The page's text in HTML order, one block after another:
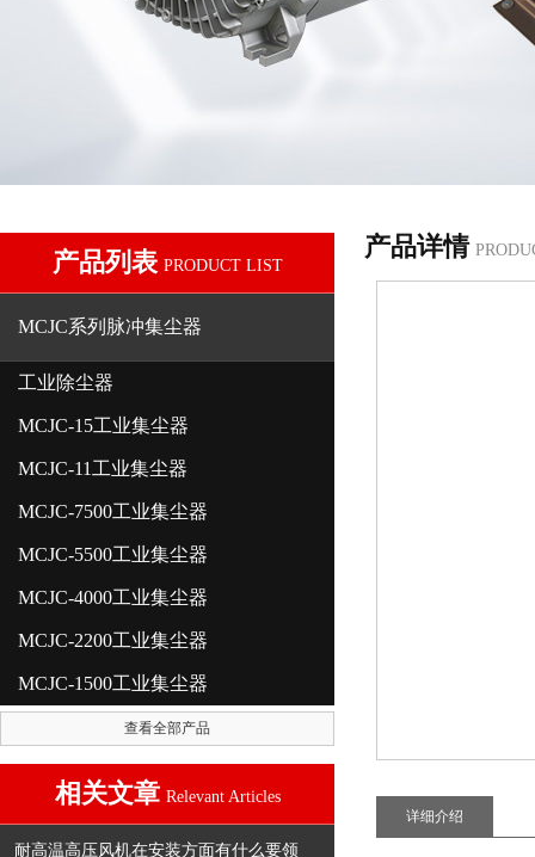
产品列表 PRODUCT LIST
MCJC系列脉冲集尘器
工业除尘器
MCJC-15工业集尘器
MCJC-11工业集尘器
MCJC-7500工业集尘器
MCJC-5500工业集尘器
MCJC-4000工业集尘器
MCJC-2200工业集尘器
MCJC-1500工业集尘器
查看全部产品
相关文章 Relevant Articles
耐高温高压风机在安装方面有什么要领
产品详情
详细介绍